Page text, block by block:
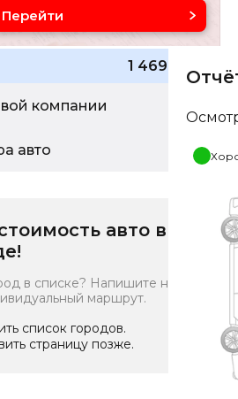
Перейти
1 469 572
компании
авто
авто в
в списке? Напишите нам
маршрут.
список городов.
страницу позже.